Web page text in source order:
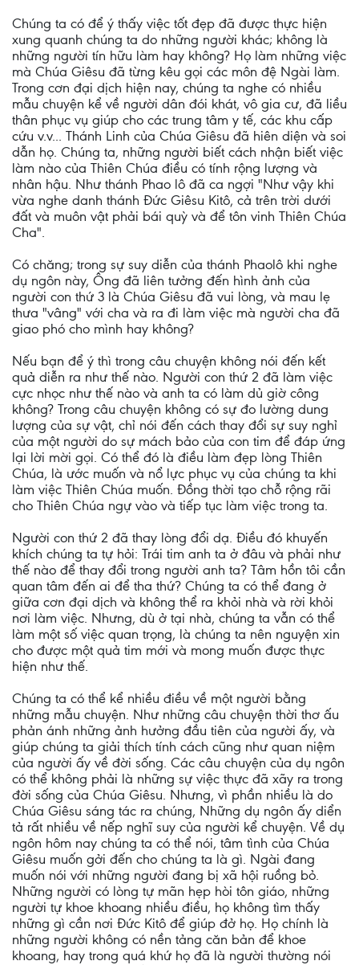
Chúng ta có để ý thấy việc tốt đẹp đã được thực hiện
xung quanh chúng ta do những người khác; không là
những người tín hữu làm hay không? Họ làm những việc
mà Chúa Giêsu đã từng kêu gọi các môn đệ Ngài làm.
Trong cơn đại dịch hiện nay, chúng ta nghe có nhiều
mẫu chuyện kể về người dân đói khát, vô gia cư, đã liều
thân phục vụ giúp cho các trung tâm y tế, các khu cấp
cứu v.v... Thánh Linh của Chúa Giêsu đã hiên diện và soi
dẫn họ. Chúng ta, những người biết cách nhận biết việc
làm nào của Thiên Chúa điều có tính rộng lượng và
nhân hậu. Như thánh Phao lô đã ca ngợi "Như vậy khi
vừa nghe danh thánh Đức Giêsu Kitô, cả trên trời dưới
đất và muôn vật phải bái quỳ và để tôn vinh Thiên Chúa
Cha".
Có chăng; trong sự suy diễn của thánh Phaolô khi nghe
dụ ngôn này, Ông đã liên tưởng đến hình ảnh của
người con thứ 3 là Chúa Giêsu đã vui lòng, và mau lẹ
thưa "vâng" với cha và ra đi làm việc mà người cha đã
giao phó cho mình hay không?
Nếu bạn để ý thì trong câu chuyện không nói đến kết
quả diễn ra như thế nào. Người con thứ 2 đã làm việc
cực nhọc như thế nào và anh ta có làm dủ giờ công
không? Trong câu chuyện không có sự đo lường dung
lượng của sự vật, chỉ nói đến cách thay đổi sự suy nghỉ
của một người do sự mách bảo của con tim để đáp ứng
lại lời mời gọi. Có thể đó là điều làm đẹp lòng Thiên
Chúa, là ước muốn và nổ lực phục vụ của chúng ta khi
làm việc Thiên Chúa muốn. Đồng thời tạo chỗ rộng rãi
cho Thiên Chúa ngự vào và tiếp tục làm việc trong ta.
Người con thứ 2 đã thay lòng đổi dạ. Điều đó khuyến
khích chúng ta tự hỏi: Trái tim anh ta ở đâu và phải như
thế nào để thay đổi trong người anh ta? Tâm hồn tôi cần
quan tâm đến ai để tha thứ? Chúng ta có thể đang ở
giữa cơn đại dịch và không thể ra khỏi nhà và rời khỏi
nơi làm việc. Nhưng, dù ở tại nhà, chúng ta vẫn có thể
làm một số việc quan trọng, là chúng ta nên nguyện xin
cho được một quả tim mới và mong muốn được thực
hiện như thế.
Chúng ta có thể kể nhiều điều về một người bằng
những mẫu chuyện. Như những câu chuyện thời thơ ấu
phản ánh những ảnh hưởng đầu tiên của người ấy, và
giúp chúng ta giải thích tính cách cũng như quan niệm
của người ấy về đời sống. Các câu chuyện của dụ ngôn
có thể không phải là những sự việc thực đã xãy ra trong
đời sống của Chúa Giêsu. Nhưng, vì phần nhiều là do
Chúa Giêsu sáng tác ra chúng, Những dụ ngôn ấy diển
tả rất nhiều về nếp nghĩ suy của người kể chuyện. Về dụ
ngôn hôm nay chúng ta có thể nói, tâm tình của Chúa
Giêsu muốn gởi đến cho chúng ta là gì. Ngài đang
muốn nói với những người đang bị xã hội ruồng bỏ.
Những người có lòng tự mãn hẹp hòi tôn giáo, những
người tự khoe khoang nhiều điều, họ không tìm thấy
những gì cần nơi Đức Kitô để giúp đở họ. Họ chính là
những người không có nền tảng căn bản để khoe
khoang, hay trong quá khứ họ đã là người thường nói